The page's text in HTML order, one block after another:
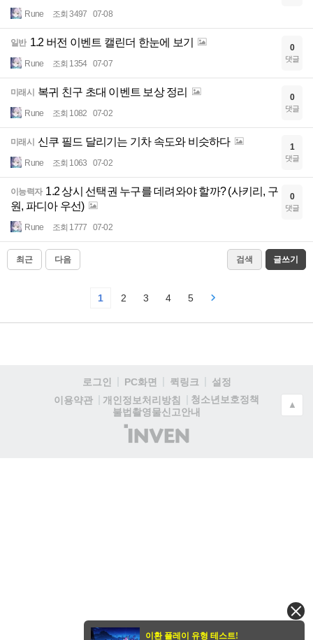
Rune 조회 3497 07-08
일반 1.2 버전 이벤트 캘린더 한눈에 보기
Rune 조회 1354 07-07
0
댓글
미래시 복귀 친구 초대 이벤트 보상 정리
Rune 조회 1082 07-02
0
댓글
미래시 신쿠 필드 달리기는 기차 속도와 비슷하다
Rune 조회 1063 07-02
1
댓글
이능력자 1.2 상시 선택권 누구를 데려와야 할까? (사키리, 구
원, 파디아 우선)
Rune 조회 1777 07-02
0
댓글
최근 다음 검색 글쓰기
1 2 3 4 5
로그인 PC화면 퀵링크
설정
이용약관
개인정보처리방침
청소년보호정책
불법촬영물신고안내
(주)
인
▲
이환 플레이 유형 테스트!